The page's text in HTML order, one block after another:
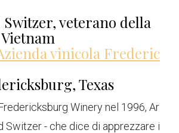
veterano della
vinicola Frederic
Texas
Winery nel 1996, Ar
Switzer - che dice di apprezzare i